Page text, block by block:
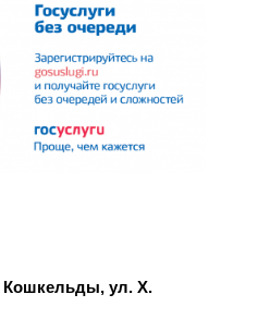
Кошкельды, ул. Х.